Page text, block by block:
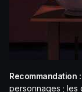
Recommandation :
personnages ; les